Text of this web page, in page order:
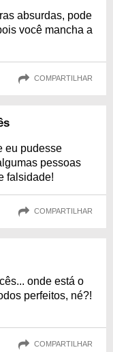
absurdas, pode
você mancha a
COMPARTILHAR
eu pudesse
pessoas
falsidade!
COMPARTILHAR
onde está o
perfeitos, né?!
COMPARTILHAR